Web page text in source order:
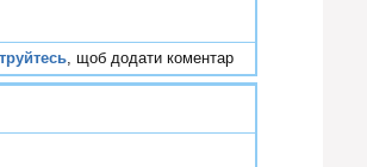
, щоб додати коментар